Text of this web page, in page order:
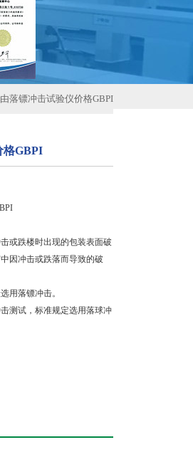
落镖冲击试验仪价格GBPI
格GBPI
或跌楼时出现的包装表面破
因冲击或跌落而导致的破
用落镖冲击。
测试，标准规定选用落球冲